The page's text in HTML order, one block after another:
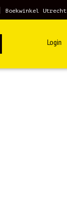
Boekwinkel Utrecht
Login